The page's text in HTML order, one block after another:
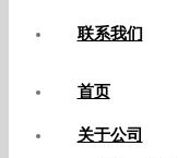
联系我们
首页
关于公司